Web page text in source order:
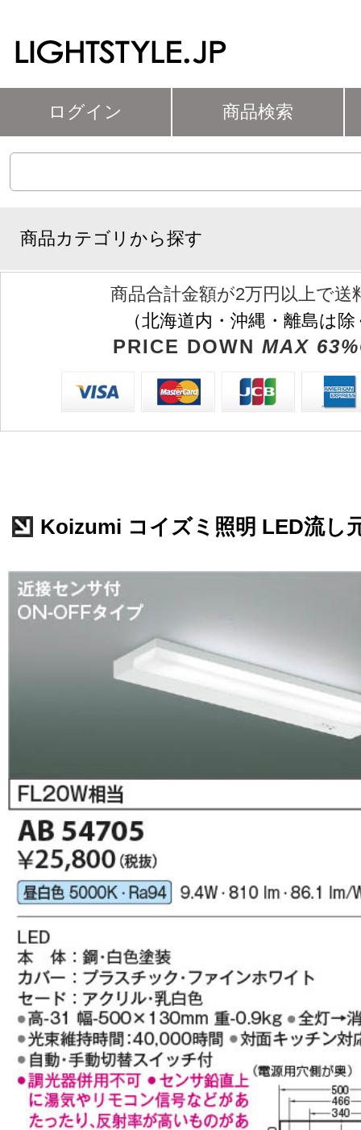
ログイン 商品検索
商品カテゴリから探す
商品合計金額が2万円以上で送
（北海道内・沖縄・離島は
PRICE DOWN MAX
Koizumi コイズミ照明 LED流し